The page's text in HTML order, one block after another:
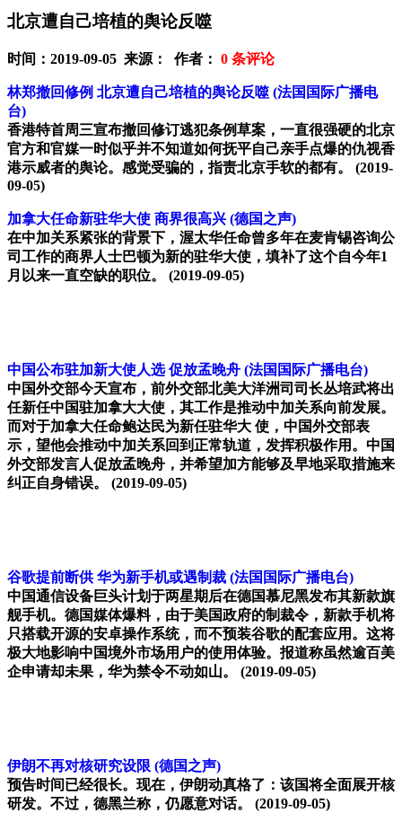
北京遭自己培植的舆论反噬
时间：2019-09-05 来源： 作者： 0 条评论
林郑撤回修例 北京遭自己培植的舆论反噬 (法国国际广播电
台)
香港特首周三宣布撤回修订逃犯条例草案，一直很强硬的北京
官方和官媒一时似乎并不知道如何抚平自己亲手点爆的仇视香
港示威者的舆论。感觉受骗的，指责北京手软的都有。 (2019-
09-05)
加拿大任命新驻华大使 商界很高兴 (德国之声)
在中加关系紧张的背景下，渥太华任命曾多年在麦肯锡咨询公
司工作的商界人士巴顿为新的驻华大使，填补了这个自今年1
月以来一直空缺的职位。
(2019-09-05)
中国公布驻加新大使人选 促放孟晚舟 (法国国际广播电台)
中国外交部今天宣布，前外交部北美大洋洲司司长丛培武将出
任新任中国驻加拿大大使，其工作是推动中加关系向前发展。
而对于加拿大任命鲍达民为新任驻华大 使，中国外交部表
示，望他会推动中加关系回到正常轨道，发挥积极作用。中国
外交部发言人促放孟晚舟，并希望加方能够及早地采取措施来
纠正自身错误。 (2019-09-05)
谷歌提前断供 华为新手机或遇制裁 (法国国际广播电台)
中国通信设备巨头计划于两星期后在德国慕尼黑发布其新款旗
舰手机。德国媒体爆料，由于美国政府的制裁令，新款手机将
只搭载开源的安卓操作系统，而不预装谷歌的配套应用。这将
极大地影响中国境外市场用户的使用体验。报道称虽然逾百美
企申请却未果，华为禁令不动如山。 (2019-09-05)
伊朗不再对核研究设限 (德国之声)
预告时间已经很长。现在，伊朗动真格了：该国将全面展开核
研发。不过，德黑兰称，仍愿意对话。
(2019-09-05)